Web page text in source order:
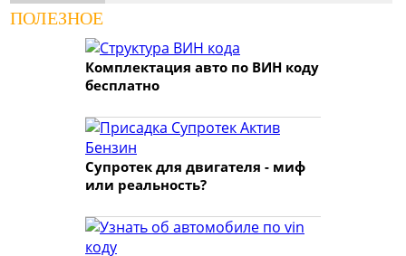
ПОЛЕЗНОЕ
Комплектация авто по ВИН коду
бесплатно
Супротек для двигателя - миф
или реальность?